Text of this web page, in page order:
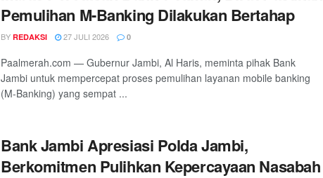
Pemulihan M-Banking Dilakukan Bertahap
BY REDAKSI 27 JULI 2026 0
Paalmerah.com — Gubernur Jambi, Al Haris, meminta pihak Bank
Jambi untuk mempercepat proses pemulihan layanan mobile banking
(M-Banking) yang sempat ...
Bank Jambi Apresiasi Polda Jambi,
Berkomitmen Pulihkan Kepercayaan Nasabah